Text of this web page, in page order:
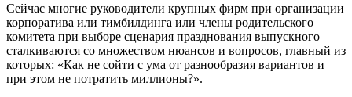
Сейчас многие руководители крупных фирм при организации
корпоратива или тимбилдинга или члены родительского
комитета при выборе сценария празднования выпускного
сталкиваются со множеством нюансов и вопросов, главный из
которых: «Как не сойти с ума от разнообразия вариантов и
при этом не потратить миллионы?».